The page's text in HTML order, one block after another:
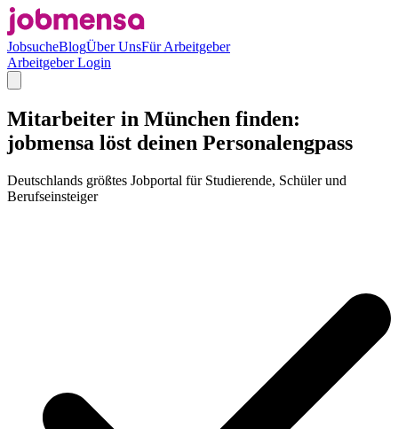
JobsucheBlogÜber UnsFür Arbeitgeber
Arbeitgeber Login
Mitarbeiter in München finden:
jobmensa löst deinen Personalengpass
Deutschlands größtes Jobportal für Studierende, Schüler und
Berufseinsteiger